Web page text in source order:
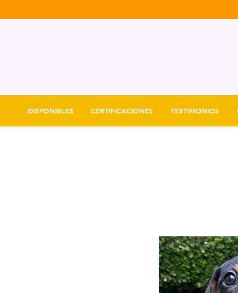
DISPONIBLES CERTIFICACIONES TESTIMONIOS